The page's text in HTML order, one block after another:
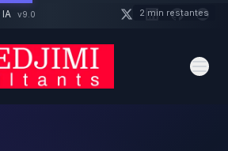
v9.0
? 2 min restantes